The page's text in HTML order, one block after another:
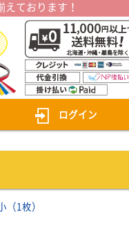
ております！
ログイン
1枚）